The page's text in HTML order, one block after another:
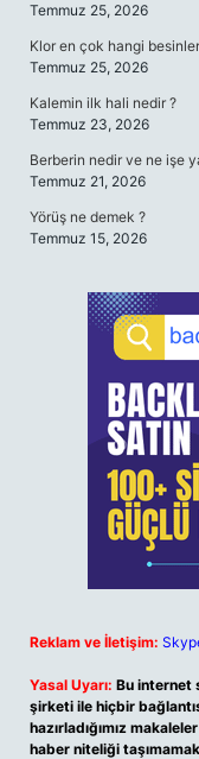
Temmuz 25, 2026
Klor en çok hangi
Temmuz 25, 2026
Kalemin ilk hali nedir ?
Temmuz 23, 2026
Berberin nedir ve ne işe
Temmuz 21, 2026
Yörüş ne demek ?
Temmuz 15, 2026
Reklam ve İletişim:
Yasal Uyarı: Bu internet
şirketi ile hiçbir
hazırladığımız
haber niteliği